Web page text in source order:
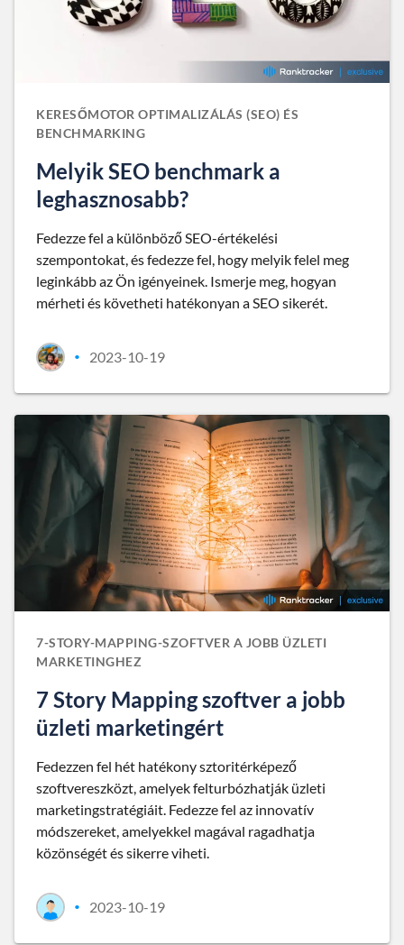
KERESŐMOTOR OPTIMALIZÁLÁS (SEO) ÉS
BENCHMARKING
Melyik SEO benchmark a
leghasznosabb?
Fedezze fel a különböző SEO-értékelési
szempontokat, és fedezze fel, hogy melyik felel meg
leginkább az Ön igényeinek. Ismerje meg, hogyan
mérheti és követheti hatékonyan a SEO sikerét.
• 2023-10-19
7-STORY-MAPPING-SZOFTVER A JOBB ÜZLETI
MARKETINGHEZ
7 Story Mapping szoftver a jobb
üzleti marketingért
Fedezzen fel hét hatékony sztoritérképező
szoftvereszközt, amelyek felturbózhatják üzleti
marketingstratégiáit. Fedezze fel az innovatív
módszereket, amelyekkel magával ragadhatja
közönségét és sikerre viheti.
• 2023-10-19